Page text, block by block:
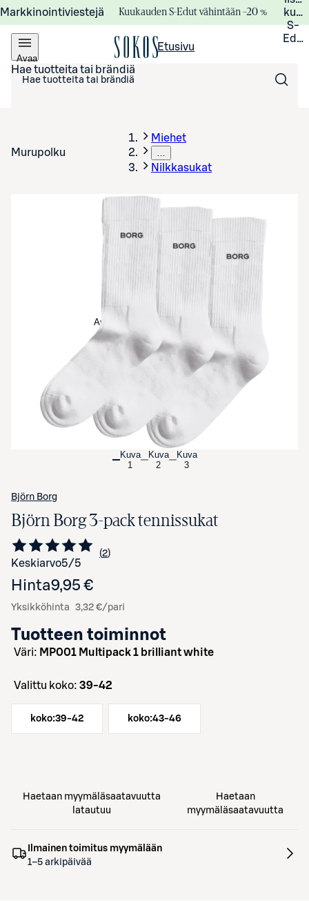
Markkinointiviestejä Kuukauden S-Edut vähintään –20 %
S-
Avaa
valikko
Etusivu
Hae tuotteita tai brändiä
Murupolku
Miehet
…
Nilkkasukat
Avaa tuotekuva suurennettuna
Kuva
1
Kuva
2
Kuva
3
Björn Borg
Björn Borg 3-pack tennissukat
Keskiarvo5/5 Siirry arvioihin
2
kappaletta
Hinta9,95 €
Yksikköhinta 3,32 €/pari
Tuotteen toiminnot
väri: MP001 Multipack 1 brilliant white
Valittu koko: 39-42
koko:39-42 koko:43-46
Haetaan myymäläsaatavuutta
latautuu
Haetaan
myymäläsaatavuutta
Ilmainen toimitus myymälään
1–5 arkipäivää